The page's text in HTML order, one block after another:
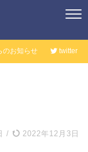
のお知らせ twitter
/ 2022年12月3日